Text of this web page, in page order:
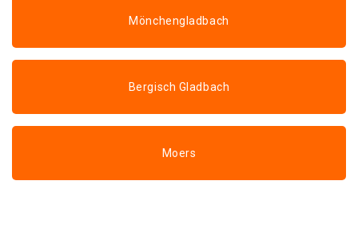
Mönchengladbach
Bergisch Gladbach
Moers